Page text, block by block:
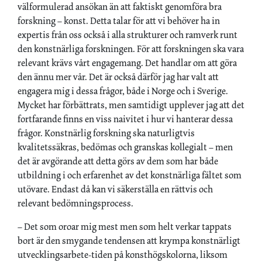
välformulerad ansökan än att faktiskt genomföra bra
forskning – konst. Detta talar för att vi behöver ha in
expertis från oss också i alla strukturer och ramverk runt
den konstnärliga forskningen. För att forskningen ska vara
relevant krävs vårt engagemang. Det handlar om att göra
den ännu mer vår. Det är också därför jag har valt att
engagera mig i dessa frågor, både i Norge och i Sverige.
Mycket har förbättrats, men samtidigt upplever jag att det
fortfarande finns en viss naivitet i hur vi hanterar dessa
frågor. Konstnärlig forskning ska naturligtvis
kvalitetssäkras, bedömas och granskas kollegialt – men
det är avgörande att detta görs av dem som har både
utbildning i och erfarenhet av det konstnärliga fältet som
utövare. Endast då kan vi säkerställa en rättvis och
relevant bedömningsprocess.
– Det som oroar mig mest men som helt verkar tappats
bort är den smygande tendensen att krympa konstnärligt
utvecklingsarbete-tiden på konsthögskolorna, liksom